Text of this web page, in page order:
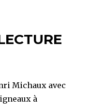
Michaux avec
à